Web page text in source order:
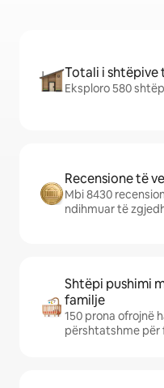
Totali i shtëpive
Eksploro 580
Recensione të
Mbi 8430
ndihmuar të
Shtëpi pushimi
familje
150 prona ofrojnë
përshtatshme për